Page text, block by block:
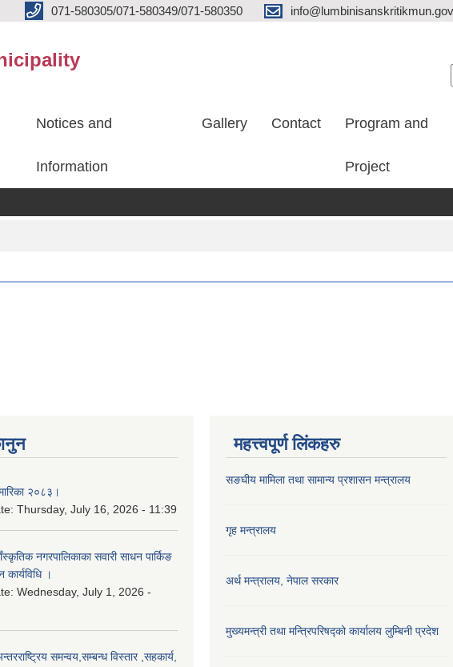
071-580305/071-580349/071-580350
Notices and
Information
Gallery Contact Program and
Project
२०८३।
Thursday, July 16, 2026 - 11:39
नगरपालिकाका सवारी साधन पार्किङ
कार्यविधि ।
Wednesday, July 1, 2026 -
समन्वय,सम्बन्ध विस्तार ,सहकार्य,
महत्त्वपूर्ण लिंकहरु
सङघीय मामिला तथा सामान्य प्रशासन मन्‍त्रालय
गृह मन्त्रालय
अर्थ मन्त्रालय, नेपाल सरकार
मुख्यमन्त्री तथा मन्त्रिपरिषद्को कार्यालय लुम्बिनी प्रदेश